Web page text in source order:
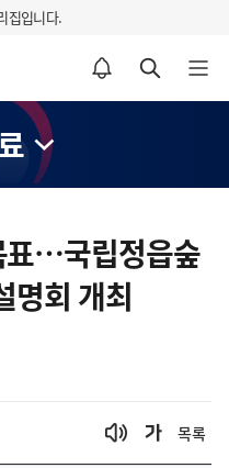
집입니다.
알림설정 바로가기 검색 바로가기 메뉴 열기
표…국립정읍숲
명회 개최
목록